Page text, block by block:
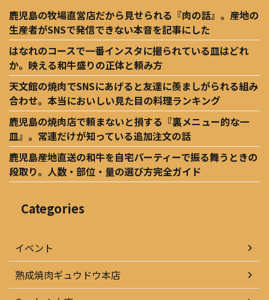
鹿児島の牧場直営店だから見せられる『肉の話』。産地の
生産者がSNSで発信できない本音を記事にした
はなれのコースで一番インスタに撮られている皿はどれ
か。映える和牛盛りの正体と頼み方
天文館の焼肉でSNSにあげると友達に羨ましがられる組み
合わせ。本当においしい見た目の料理ランキング
鹿児島の焼肉店で頼まないと損する『裏メニュー的な一
皿』。常連だけが知っている追加注文の話
鹿児島産地直送の和牛を自宅パーティーで振る舞うときの
段取り。人数・部位・量の選び方完全ガイド
Categories
イベント
熟成焼肉ギュウドウ本店